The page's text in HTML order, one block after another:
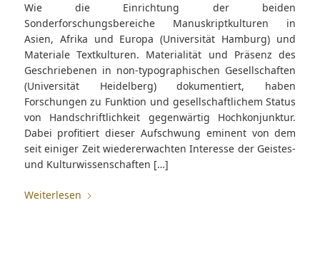
Wie die Einrichtung der beiden
Sonderforschungsbereiche Manuskriptkulturen in
Asien, Afrika und Europa (Universität Hamburg) und
Materiale Textkulturen. Materialität und Präsenz des
Geschriebenen in non-typographischen Gesellschaften
(Universität Heidelberg) dokumentiert, haben
Forschungen zu Funktion und gesellschaftlichem Status
von Handschriftlichkeit gegenwärtig Hochkonjunktur.
Dabei profitiert dieser Aufschwung eminent von dem
seit einiger Zeit wiedererwachten Interesse der Geistes-
und Kulturwissenschaften […]
Weiterlesen